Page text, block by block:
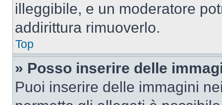
illeggibile, e un moderatore
addirittura rimuoverlo.
Top
» Posso inserire delle
Puoi inserire delle immagini